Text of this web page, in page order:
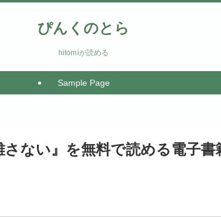
ぴんくのとら
hitomiが読める
Sample Page
さない』を無料で読める電子書